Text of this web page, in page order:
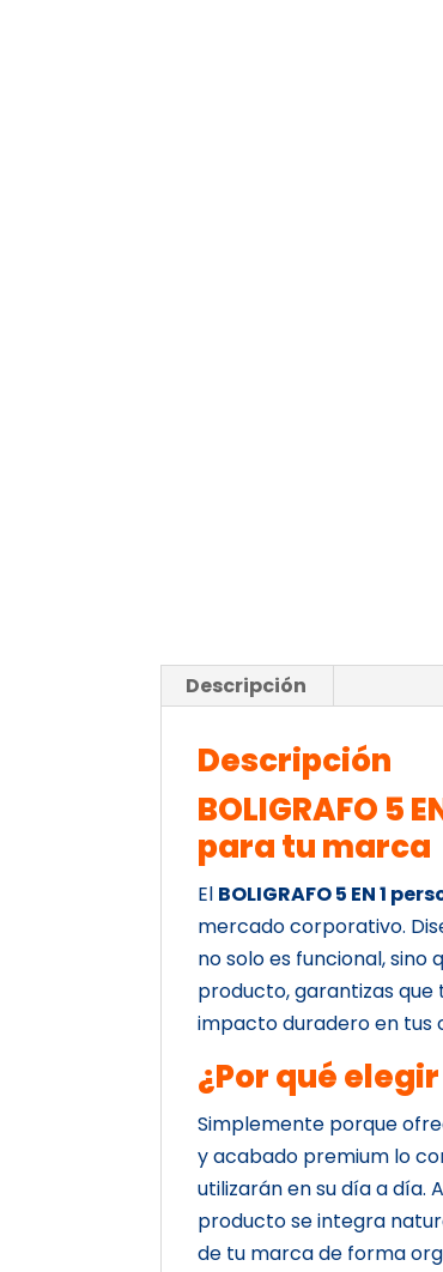
Descripción
Descripción
BOLIGRAFO 5
para tu marca
El BOLIGRAFO 5 EN 1
mercado corporativo.
no solo es funcional,
producto, garantizas
impacto duradero en tus
¿Por qué
Simplemente porque
y acabado premium lo
utilizarán en su día a día.
producto se integra
de tu marca de forma